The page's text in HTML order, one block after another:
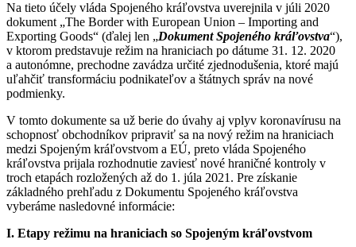
Na tieto účely vláda Spojeného kráľovstva uverejnila v júli 2020
dokument „The Border with European Union – Importing and
Exporting Goods“ (ďalej len „Dokument Spojeného kráľovstva“),
v ktorom predstavuje režim na hraniciach po dátume 31. 12. 2020
a autonómne, prechodne zavádza určité zjednodušenia, ktoré majú
uľahčiť transformáciu podnikateľov a štátnych správ na nové
podmienky.
V tomto dokumente sa už berie do úvahy aj vplyv koronavírusu na
schopnosť obchodníkov pripraviť sa na nový režim na hraniciach
medzi Spojeným kráľovstvom a EÚ, preto vláda Spojeného
kráľovstva prijala rozhodnutie zaviesť nové hraničné kontroly v
troch etapách rozložených až do 1. júla 2021. Pre získanie
základného prehľadu z Dokumentu Spojeného kráľovstva
vyberáme nasledovné informácie:
I. Etapy režimu na hraniciach so Spojeným kráľovstvom